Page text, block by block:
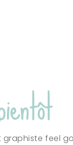
graphiste feel